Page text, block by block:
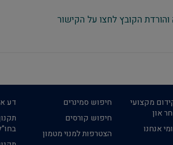
והורדת הקובץ לחצו על הקישור
מקצועי
און
אנחנו
חיפוש סמינרים
חיפוש קורסים
הצטרפות למנוי מטמון
דע